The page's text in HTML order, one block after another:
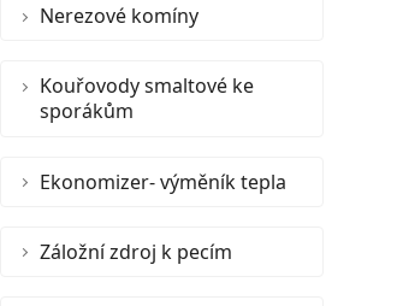
Nerezové komíny
Kouřovody smaltové ke
sporákům
Ekonomizer- výměník tepla
Záložní zdroj k pecím